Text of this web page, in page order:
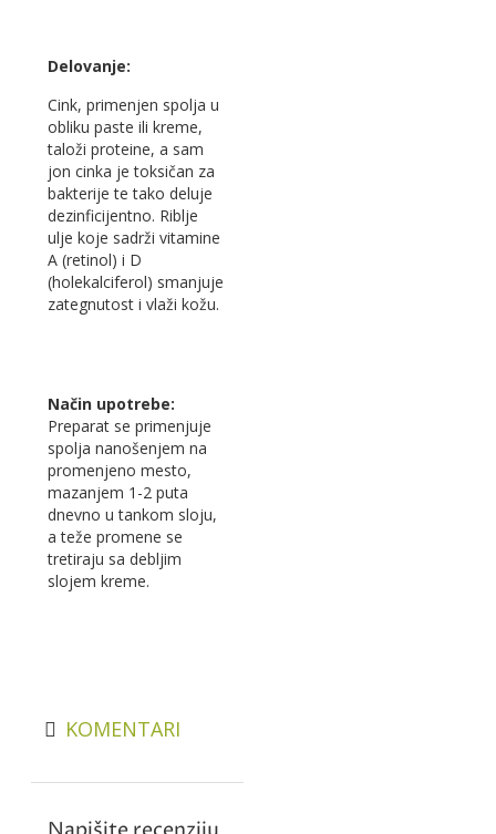
Delovanje:
Cink, primenjen spolja u
obliku paste ili kreme,
taloži proteine, a sam
jon cinka je toksičan za
bakterije te tako deluje
dezinficijentno. Riblje
ulje koje sadrži vitamine
A (retinol) i D
(holekalciferol) smanjuje
zategnutost i vlaži kožu.
Način upotrebe:
Preparat se primenjuje
spolja nanošenjem na
promenjeno mesto,
mazanjem 1-2 puta
dnevno u tankom sloju,
a teže promene se
tretiraju sa debljim
slojem kreme.
KOMENTARI